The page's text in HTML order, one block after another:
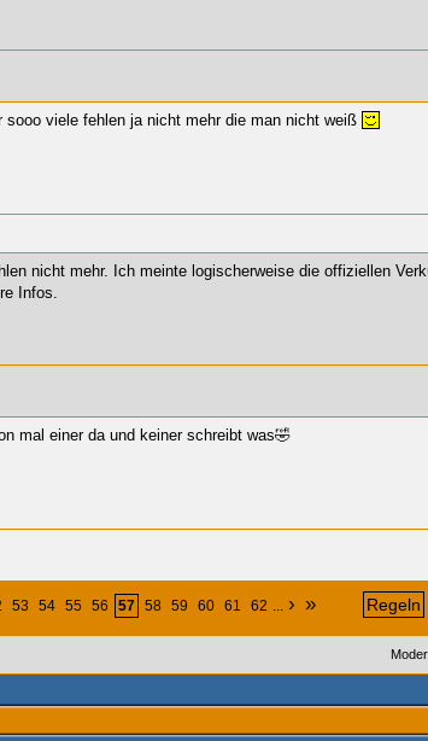
sooo viele fehlen ja nicht mehr die man nicht weiß
nicht mehr. Ich meinte logischerweise die offiziellen
Infos.
mal einer da und keiner schreibt was🤣
53 54 55 56 57 58 59 60 61 62 ... › » Regeln